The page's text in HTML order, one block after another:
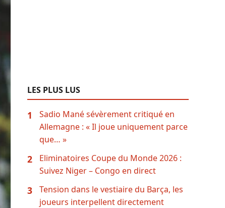
LES PLUS LUS
1
Sadio Mané sévèrement critiqué en
Allemagne : « Il joue uniquement parce
que… »
2
Eliminatoires Coupe du Monde 2026 :
Suivez Niger – Congo en direct
3
Tension dans le vestiaire du Barça, les
joueurs interpellent directement